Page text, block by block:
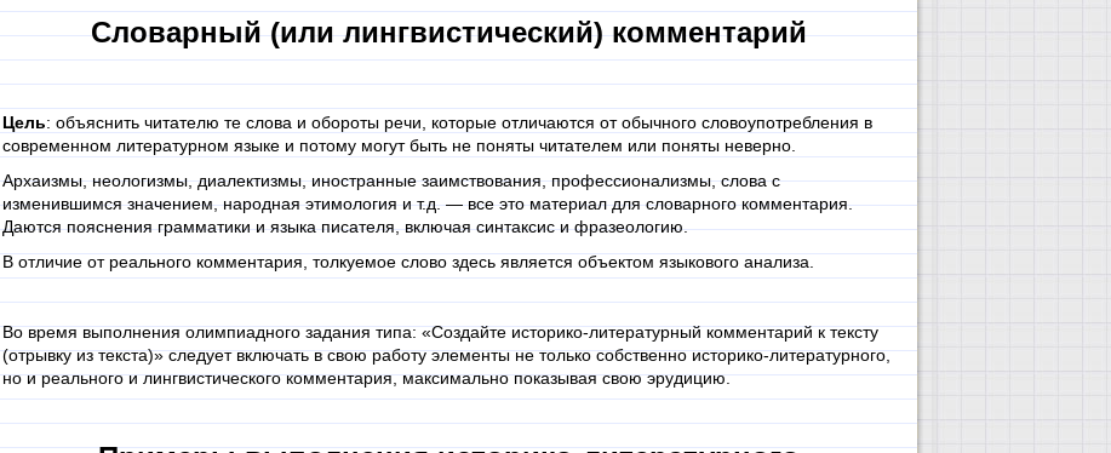
Словарный (или лингвистический) комментарий
Цель: объяснить читателю те слова и обороты речи, которые отличаются от обычного словоупотребления в
современном литературном языке и потому могут быть не поняты читателем или поняты неверно.
Архаизмы, неологизмы, диалектизмы, иностранные заимствования, профессионализмы, слова с
изменившимся значением, народная этимология и т.д. — все это материал для словарного комментария.
Даются пояснения грамматики и языка писателя, включая синтаксис и фразеологию.
В отличие от реального комментария, толкуемое слово здесь является объектом языкового анализа.
Во время выполнения олимпиадного задания типа: «Создайте историко-литературный комментарий к тексту
(отрывку из текста)» следует включать в свою работу элементы не только собственно историко-литературного,
но и реального и лингвистического комментария, максимально показывая свою эрудицию.